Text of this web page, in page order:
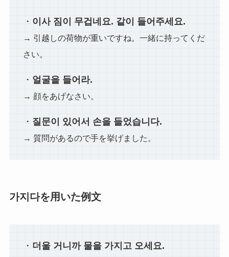
・ 이사 짐이 무겁네요. 같이 들어주세요.
→ 引越しの荷物が重いですね。一緒に持ってくだ
さい。
・ 얼굴을 들어라.
→ 顔をあげなさい。
・ 질문이 있어서 손을 들었습니다.
→ 質問があるので手を挙げました。
가지다を用いた例文
・ 더울 거니까 물을 가지고 오세요.